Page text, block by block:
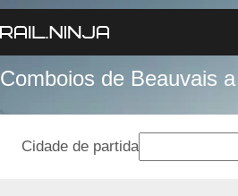
Comboios de Beauvais
Cidade de partida